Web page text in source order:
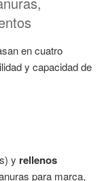
en cuatro
y capacidad de
y rellenos
para marca,